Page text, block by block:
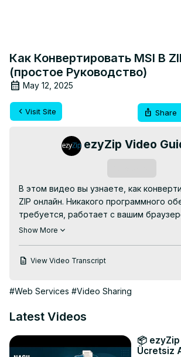
Как Конвертировать MSI В
(простое Руководство)
May 12, 2025
Visit Site Share
ezyZip Video
В этом видео вы узнаете, как
ZIP онлайн. Никакого программного
требуется, работает с вашим
Перейдите по ссылке:
ezyZip.
Нажмите «Выбрать файл MSI для
Перетащите файл MSI прямо на ezyZip
процесс конвертации, который
Show More
View Video Transcript
#Web Services #Video Sharing
Latest Videos
📦
Ücretsiz